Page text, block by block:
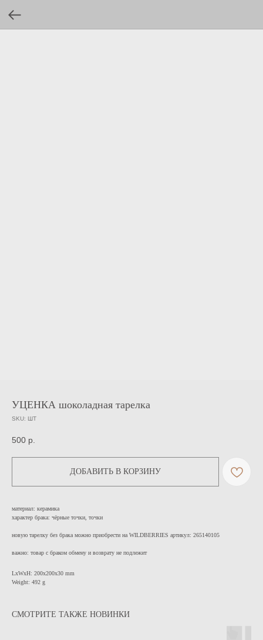
УЦЕНКА шоколадная тарелка
SKU: ШТ
500 р.
ДОБАВИТЬ В КОРЗИНУ
материал: керамика
характер брака: чёрные точки, точки
новую тарелку без брака можно приобрести на WILDBERRIES артикул: 265140105
важно: товар с браком обмену и возврату не подлежит
LxWxH: 200x200x30 mm
Weight: 492 g
СМОТРИТЕ ТАКЖЕ НОВИНКИ